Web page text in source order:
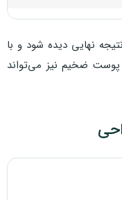
نهایی دیده شود و با
ضخیم نیز می‌تواند